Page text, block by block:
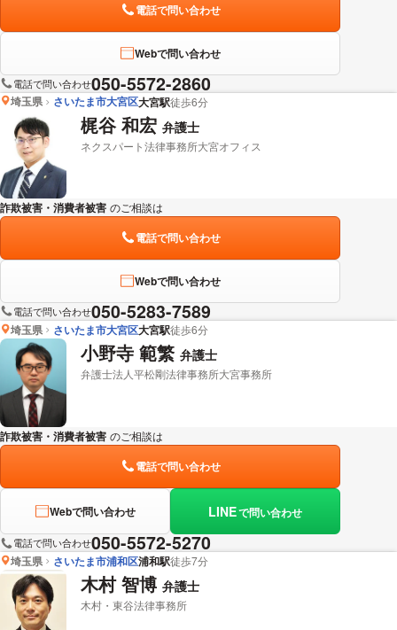
電話で問い合わせ
Webで問い合わせ
電話で問い合わせ050-5572-2860
埼玉県 さいたま市大宮区大宮駅徒歩6分
梶谷 和宏 弁護士
ネクスパート法律事務所大宮オフィス
詐欺被害・消費者被害 のご相談は
電話で問い合わせ
Webで問い合わせ
電話で問い合わせ050-5283-7589
埼玉県 さいたま市大宮区大宮駅徒歩6分
小野寺 範繁 弁護士
弁護士法人平松剛法律事務所大宮事務所
詐欺被害・消費者被害 のご相談は
電話で問い合わせ
Webで問い合わせ LINEで問い合わせ
電話で問い合わせ050-5572-5270
埼玉県 さいたま市浦和区浦和駅徒歩7分
木村 智博 弁護士
木村・東谷法律事務所